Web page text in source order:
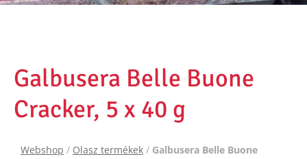
Galbusera Belle Buone
Cracker, 5 x 40 g
Webshop / Olasz termékek / Galbusera Belle Buone